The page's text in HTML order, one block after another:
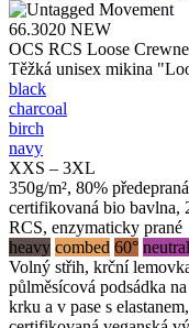
66.3020 NEW
OCS RCS Loose
Těžká unisex mikina
black
charcoal
birch
navy
XXS – 3XL
350g/m², 80%
certifikovaná bio bavlna,
RCS, enzymaticky prané
heavy combed 60°
Volný střih, krční
půlměsícová podsádka
krku a v pase s